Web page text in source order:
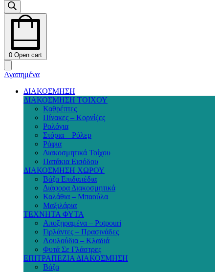
0 Open cart
Αγαπημένα
ΔΙΑΚΟΣΜΗΣΗ
ΔΙΑΚΟΣΜΗΣΗ ΤΟΙΧΟΥ
Καθρέπτες
Πίνακες – Κορνίζες
Ρολόγια
Στόρια – Ρόλερ
Ράφια
Διακοσμητικά Τοίχου
Πατάκια Εισόδου
ΔΙΑΚΟΣΜΗΣΗ ΧΩΡΟΥ
Βάζα Επιδαπέδια
Διάφορα Διακοσμητικά
Καλάθια – Μπαούλα
Μαξιλάρια
ΤΕΧΝΗΤΑ ΦΥΤΑ
Αποξηραμένα – Potpouri
Γιρλάντες – Πρασινάδες
Λουλούδια – Κλαδιά
Φυτά Σε Γλάστρες
ΕΠΙΤΡΑΠΕΖΙΑ ΔΙΑΚΟΣΜΗΣΗ
Βάζα